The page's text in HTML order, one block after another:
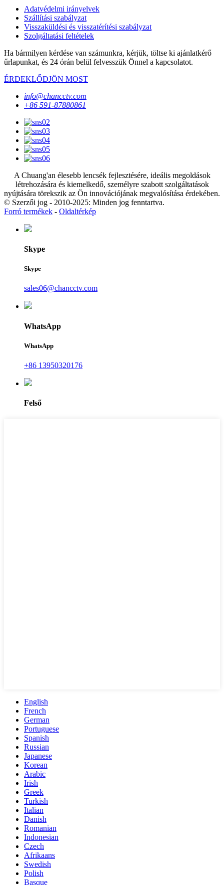
Adatvédelmi irányelvek
Szállítási szabályzat
Visszaküldési és visszatérítési szabályzat
Szolgáltatási feltételek
Ha bármilyen kérdése van számunkra, kérjük, töltse ki ajánlatkérő
űrlapunkat, és 24 órán belül felvesszük Önnel a kapcsolatot.
ÉRDEKLŐDJÖN MOST
info@chancctv.com
+86 591-87880861
A Chuang'an élesebb lencsék fejlesztésére, ideális megoldások
létrehozására és kiemelkedő, személyre szabott szolgáltatások
nyújtására törekszik az Ön innovációjának megvalósítása érdekében.
© Szerzői jog - 2010-2025: Minden jog fenntartva.
Forró termékek - Oldaltérkép
Skype
Skype
sales06@chancctv.com
WhatsApp
WhatsApp
+86 13950320176
Felső
English
French
German
Portuguese
Spanish
Russian
Japanese
Korean
Arabic
Irish
Greek
Turkish
Italian
Danish
Romanian
Indonesian
Czech
Afrikaans
Swedish
Polish
Basque